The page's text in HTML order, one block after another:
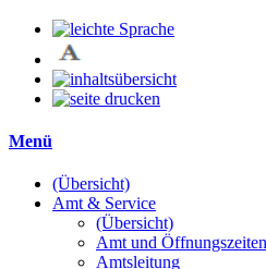
Menü
(Übersicht)
Amt & Service
(Übersicht)
Amt und Öffnungszeiten
Amtsleitung